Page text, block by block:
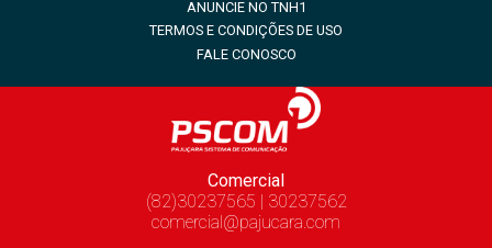
ANUNCIE NO TNH1
TERMOS E CONDIÇÕES DE USO
FALE CONOSCO
Comercial
(82)30237565 | 30237562
comercial@pajucara.com